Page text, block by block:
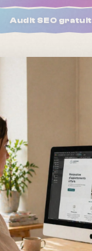
Audit SEO gratuit